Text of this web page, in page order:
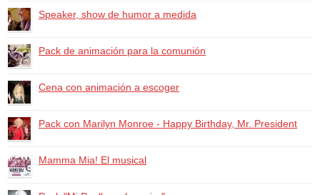
Speaker, show de humor a medida
Pack de animación para la comunión
Cena con animación a escoger
Pack con Marilyn Monroe - Happy Birthday, Mr. President
Mamma Mia! El musical